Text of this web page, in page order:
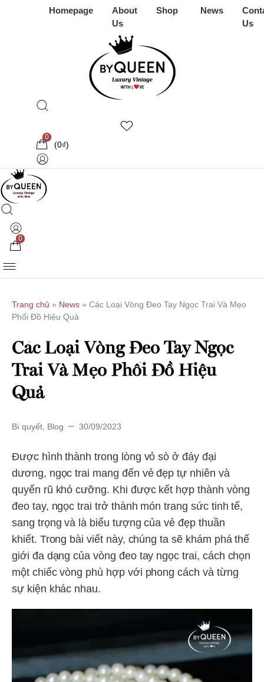
Homepage
About
Us
Shop News
Us
0
(0₫)
0
Trang chủ » News » Các Loại Vòng Đeo Tay Ngọc Trai Và Mẹo
Phối Đồ Hiệu Quả
Các Loại Vòng Đeo Tay Ngọc
Trai Và Mẹo Phối Đồ Hiệu
Quả
Bí quyết Blog 30/09/2023
Được hình thành trong lòng vỏ sò ở đáy đại
dương, ngọc trai mang đến vẻ đẹp tự nhiên và
quyến rũ khó cưỡng. Khi được kết hợp thành vòng
đeo tay, ngọc trai trở thành món trang sức tinh tế,
sang trọng và là biểu tượng của vẻ đẹp thuần
khiết. Trong bài viết này, chúng ta sẽ khám phá thế
giới đa dạng của vòng đeo tay ngọc trai, cách chọn
một chiếc vòng phù hợp với phong cách và từng
sự kiện khác nhau.